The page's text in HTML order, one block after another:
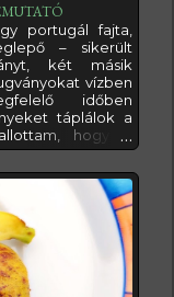
portugál fajta,
– sikerült
két másik
vízben
időben
táplálok a
hogy a
Cachopeira
találtam, hogy
sűrű,
pedig